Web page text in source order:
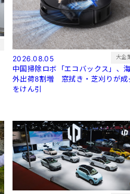
2026.08.05 大企
中国掃除ロボ「エコバックス」、
外出荷8割増 窓拭き・芝刈りが成
をけん引